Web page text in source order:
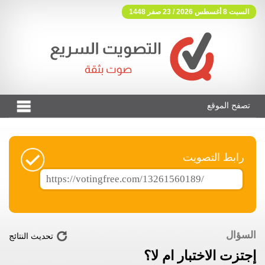
السبت 8 أغسطس 2026 / 23 صفر 1448
فوتنج فري موقع تصويت مجاني
تصفح الموقع
رابط التصويت
السؤال
إجتزت الاختبار ام لا؟
تحديث النتائج